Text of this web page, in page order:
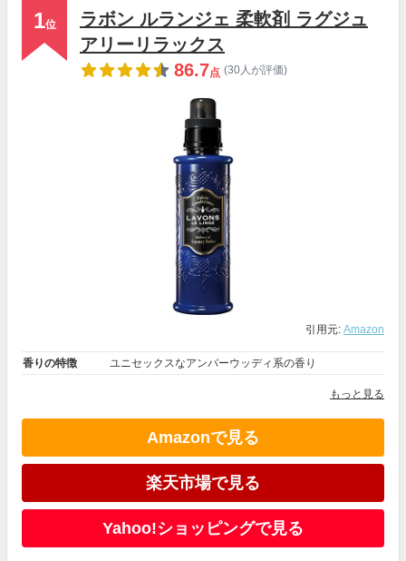
1位
ラボン ルランジェ 柔軟剤 ラグジュ
アリーリラックス
86.7点 (30人が評価)
引用元: Amazon
香りの特徴 ユニセックスなアンバーウッディ系の香り
もっと見る
Amazonで見る
楽天市場で見る
Yahoo!ショッピングで見る